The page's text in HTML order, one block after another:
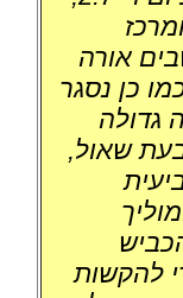
אורה
כן נסגר
גדולה
שאול,
להקשות